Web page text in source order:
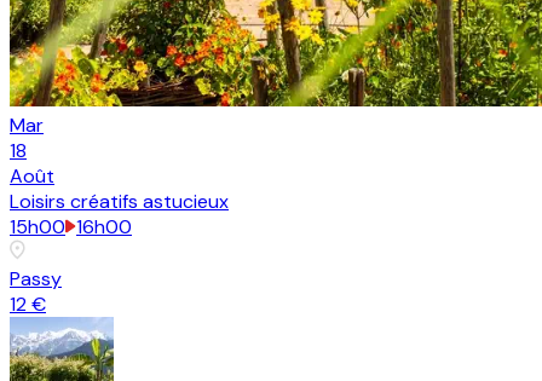
Mar
18
Août
Loisirs créatifs astucieux
15h00 16h00
Passy
12 €